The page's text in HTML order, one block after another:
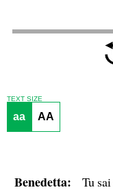
TEXT SIZE
aa AA
Benedetta: Tu sai